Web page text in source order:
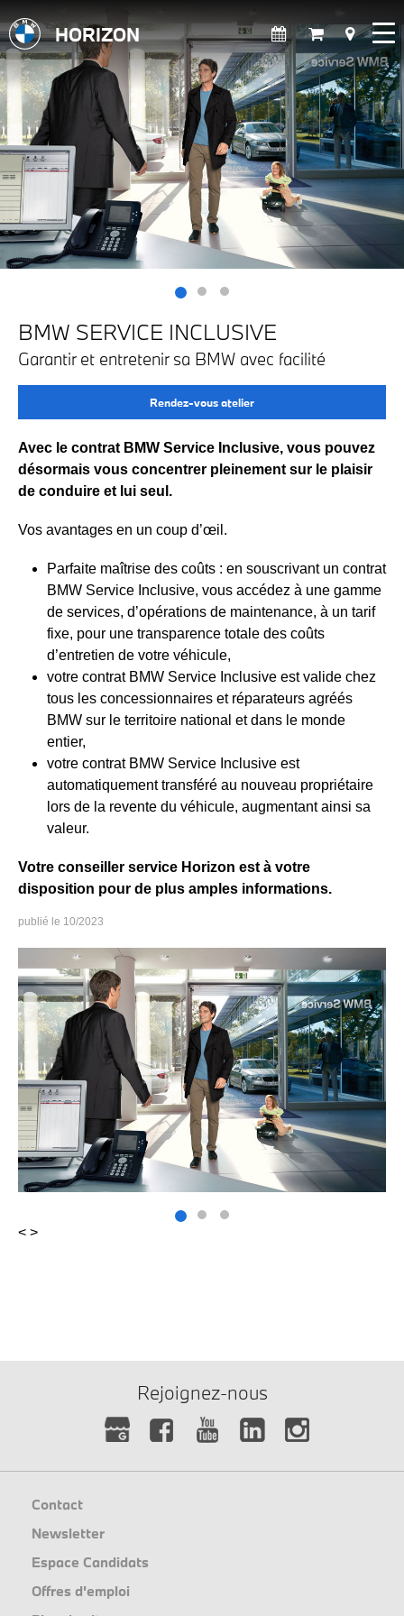
HORIZON
BMW SERVICE INCLUSIVE
Garantir et entretenir sa BMW avec facilité
Rendez-vous atelier
Avec le contrat BMW Service Inclusive, vous pouvez
désormais vous concentrer pleinement sur le plaisir
de conduire et lui seul.
Vos avantages en un coup d’œil.
Parfaite maîtrise des coûts : en souscrivant un contrat
BMW Service Inclusive, vous accédez à une gamme
de services, d’opérations de maintenance, à un tarif
fixe, pour une transparence totale des coûts
d’entretien de votre véhicule,
votre contrat BMW Service Inclusive est valide chez
tous les concessionnaires et réparateurs agréés
BMW sur le territoire national et dans le monde
entier,
votre contrat BMW Service Inclusive est
automatiquement transféré au nouveau propriétaire
lors de la revente du véhicule, augmentant ainsi sa
valeur.
Votre conseiller service Horizon est à votre
disposition pour de plus amples informations.
10/2023
< >
Rejoignez-nous
Contact
Newsletter
Espace Candidats
Offres d'emploi